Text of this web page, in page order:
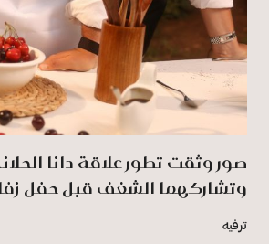
صور وثقت تطور علاقة دانا
وتشاركهما الشغف قبل حفل
ترفيه